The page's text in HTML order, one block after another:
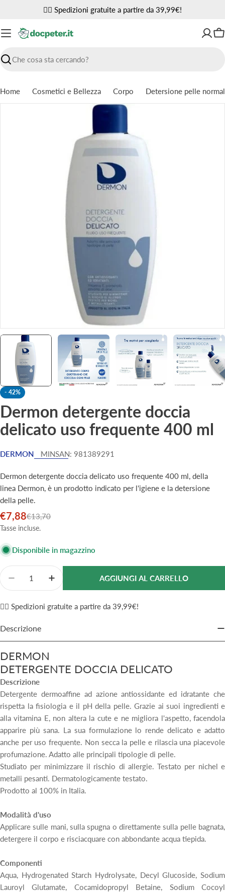
contenuto
✌🏼 Spedizioni gratuite a partire da 39,99€!
Ricerca
Home Cosmetici e Bellezza Corpo
Detersione pelle
Apri supporto 0 in modalità modale
- 42%
Dermon detergente doccia
delicato uso frequente 400 ml
DERMON MINSAN: 981389291
Dermon detergente doccia delicato uso frequente 400 ml, della
linea Dermon, è un prodotto indicato per l'igiene e la detersione
della pelle.
Prezzo
di
€7,88
Prezzo
normale
€13,70
Tasse incluse.
Disponibile in magazzino
Quantità
Diminuisci La Quantità Per Dermon Detergente
Aumenta La Quantità Per Dermon
AGGIUNGI AL CARRELLO
✌🏼 Spedizioni gratuite a partire da 39,99€!
Descrizione
DERMON
DETERGENTE DOCCIA DELICATO
Descrizione
Detergente dermoaffine ad azione antiossidante ed idratante che
rispetta la fisiologia e il pH della pelle. Grazie ai suoi ingredienti e
alla vitamina E, non altera la cute e ne migliora l'aspetto, facendola
apparire più sana. La sua formulazione lo rende delicato e adatto
anche per uso frequente. Non secca la pelle e rilascia una piacevole
profumazione. Adatto alle principali tipologie di pelle.
Studiato per minimizzare il rischio di allergie. Testato per nichel e
metalli pesanti. Dermatologicamente testato.
Prodotto al 100% in Italia.
Modalità d'uso
Applicare sulle mani, sulla spugna o direttamente sulla pelle bagnata,
detergere il corpo e risciacquare con abbondante acqua tiepida.
Componenti
Aqua, Hydrogenated Starch Hydrolysate, Decyl Glucoside, Sodium
Lauroyl Glutamate, Cocamidopropyl Betaine, Sodium Cocoyl